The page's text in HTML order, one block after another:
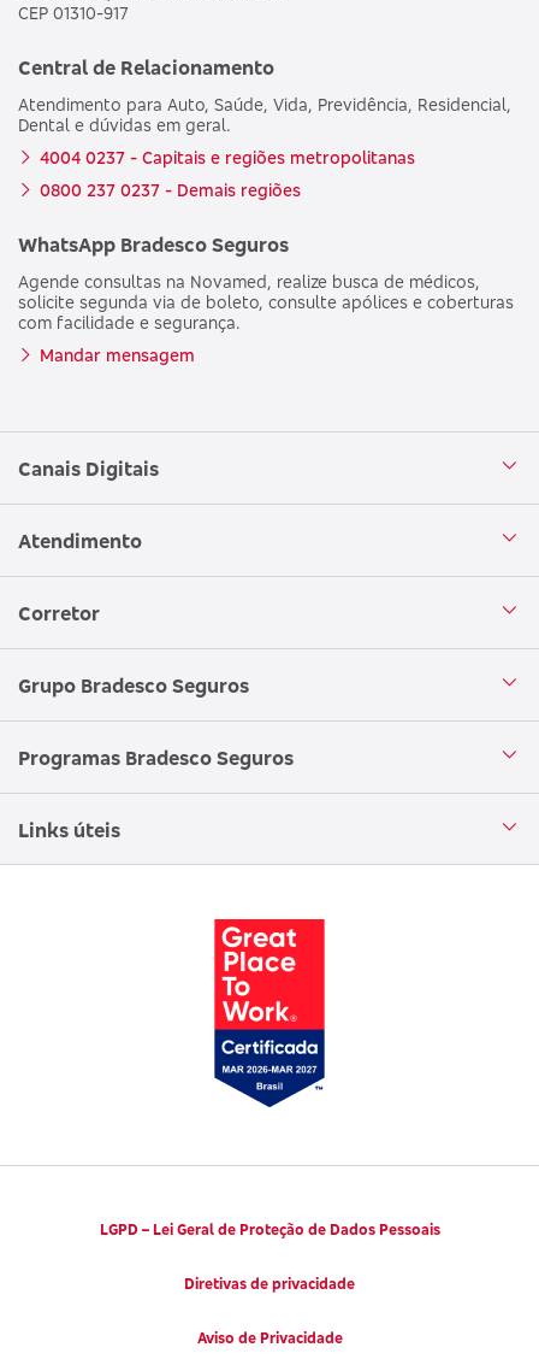
CEP 01310-917
Central de Relacionamento
Atendimento para Auto, Saúde, Vida, Previdência, Residencial,
Dental e dúvidas em geral.
4004 0237 - Capitais e regiões metropolitanas
0800 237 0237 - Demais regiões
WhatsApp Bradesco Seguros
Agende consultas na Novamed, realize busca de médicos,
solicite segunda via de boleto, consulte apólices e coberturas
com facilidade e segurança.
Mandar mensagem
Canais Digitais
Aplicativo Bradesco Seguros
WhatsApp
Clube de Vantagens
Atendimento
Central de Atendimento
SAC Bradesco Seguros
Canal de Denúncias
Corretor
Seja um corretor
Aplicativo corretor
Grupo Bradesco Seguros
Conheça o Grupo Bradesco Seguros
Trabalhe conosco
Códigos de Conduta Ética
Programas Bradesco Seguros
Circuito Cultural
Links úteis
LGPD – Lei Geral de Proteção de Dados Pessoais
Diretivas de privacidade
Aviso de Privacidade